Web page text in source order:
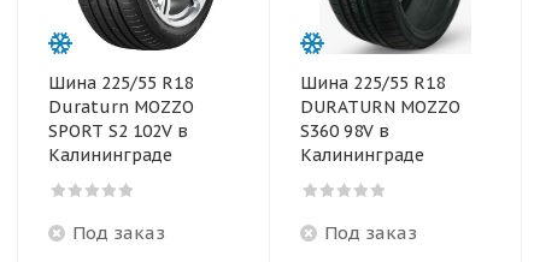
Шина 225/55 R18
Duraturn MOZZO
SPORT S2 102V в
Калининграде
Под заказ
Шина 225/55 R18
DURATURN MOZZO
S360 98V в
Калининграде
Под заказ